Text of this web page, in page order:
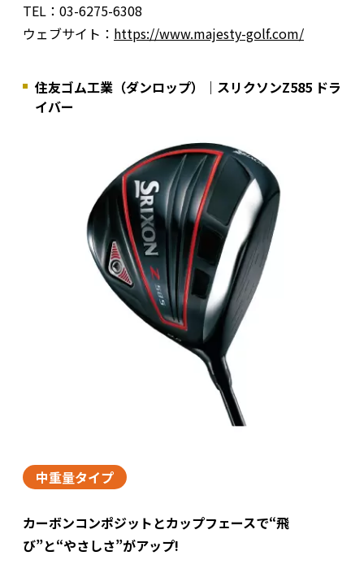
TEL：03-6275-6308
ウェブサイト： https://www.majesty-golf.com/
住友ゴム工業（ダンロップ）｜スリクソンZ585 ドラ
イバー
中重量タイプ
カーボンコンポジットとカップフェースで“飛
び”と“やさしさ”がアップ!